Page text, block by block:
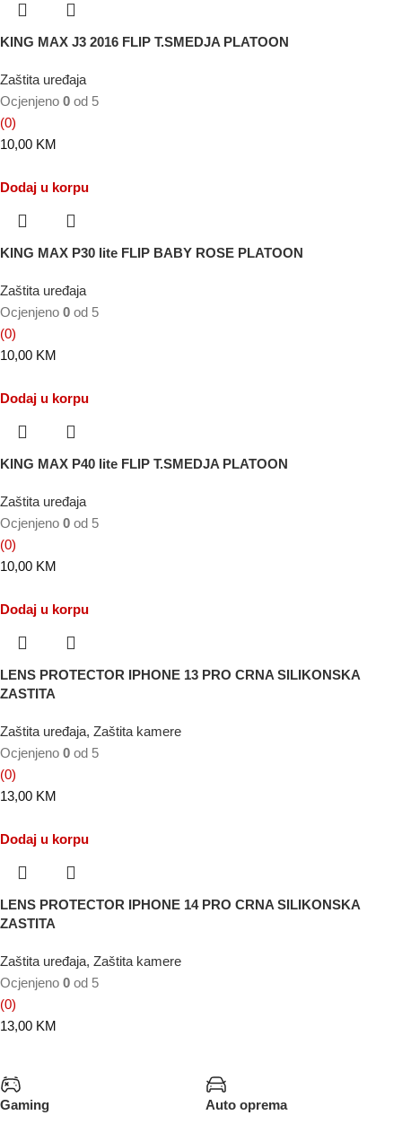
KING MAX J3 2016 FLIP T.SMEDJA PLATOON
Zaštita uređaja
Ocjenjeno 0 od 5
(0)
10,00 KM
Dodaj u korpu
KING MAX P30 lite FLIP BABY ROSE PLATOON
Zaštita uređaja
Ocjenjeno 0 od 5
(0)
10,00 KM
Dodaj u korpu
KING MAX P40 lite FLIP T.SMEDJA PLATOON
Zaštita uređaja
Ocjenjeno 0 od 5
(0)
10,00 KM
Dodaj u korpu
LENS PROTECTOR IPHONE 13 PRO CRNA SILIKONSKA
ZASTITA
Zaštita uređaja, Zaštita kamere
Ocjenjeno 0 od 5
(0)
13,00 KM
Dodaj u korpu
LENS PROTECTOR IPHONE 14 PRO CRNA SILIKONSKA
ZASTITA
Zaštita uređaja, Zaštita kamere
Ocjenjeno 0 od 5
(0)
13,00 KM
Gaming Auto oprema